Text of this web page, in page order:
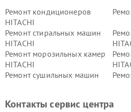
Ремонт кондиционеров
HITACHI
Ремонт стиральных машин
HITACHI
Ремонт морозильных камер
HITACHI
Ремонт сушильных машин
данных HITACHI
Контакты сервис центра